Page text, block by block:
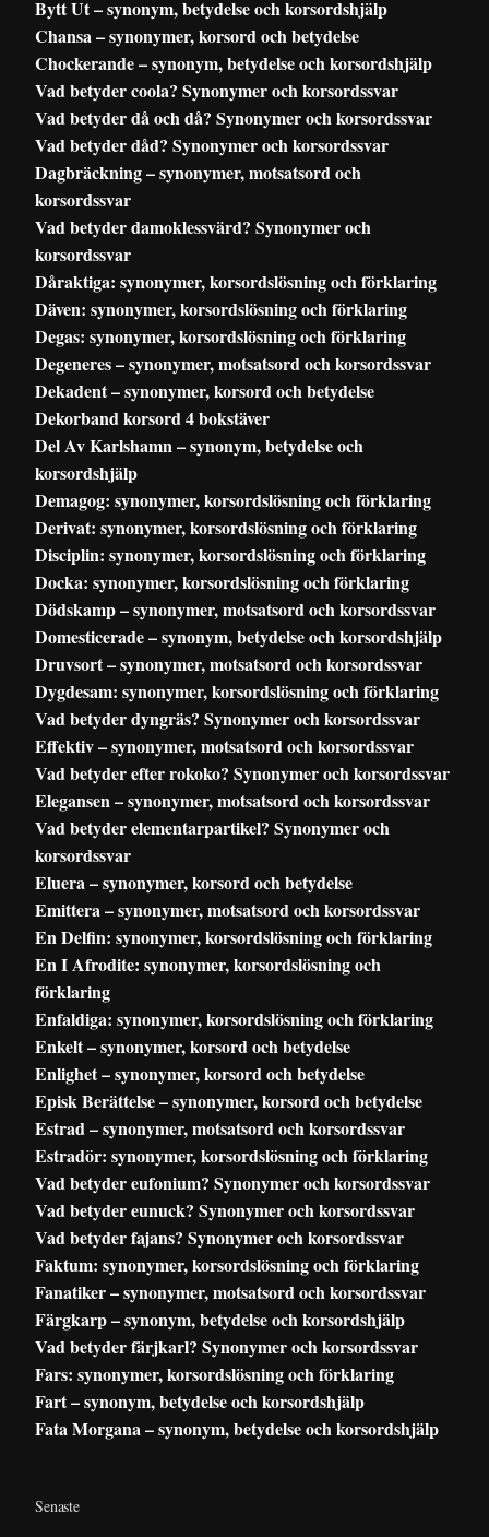
Bytt Ut – synonym, betydelse och korsordshjälp
Chansa – synonymer, korsord och betydelse
Chockerande – synonym, betydelse och korsordshjälp
Vad betyder coola? Synonymer och korsordssvar
Vad betyder då och då? Synonymer och korsordssvar
Vad betyder dåd? Synonymer och korsordssvar
Dagbräckning – synonymer, motsatsord och
korsordssvar
Vad betyder damoklessvärd? Synonymer och
korsordssvar
Dåraktiga: synonymer, korsordslösning och förklaring
Däven: synonymer, korsordslösning och förklaring
Degas: synonymer, korsordslösning och förklaring
Degeneres – synonymer, motsatsord och korsordssvar
Dekadent – synonymer, korsord och betydelse
Dekorband korsord 4 bokstäver
Del Av Karlshamn – synonym, betydelse och
korsordshjälp
Demagog: synonymer, korsordslösning och förklaring
Derivat: synonymer, korsordslösning och förklaring
Disciplin: synonymer, korsordslösning och förklaring
Docka: synonymer, korsordslösning och förklaring
Dödskamp – synonymer, motsatsord och korsordssvar
Domesticerade – synonym, betydelse och korsordshjälp
Druvsort – synonymer, motsatsord och korsordssvar
Dygdesam: synonymer, korsordslösning och förklaring
Vad betyder dyngräs? Synonymer och korsordssvar
Effektiv – synonymer, motsatsord och korsordssvar
Vad betyder efter rokoko? Synonymer och korsordssvar
Elegansen – synonymer, motsatsord och korsordssvar
Vad betyder elementarpartikel? Synonymer och
korsordssvar
Eluera – synonymer, korsord och betydelse
Emittera – synonymer, motsatsord och korsordssvar
En Delfin: synonymer, korsordslösning och förklaring
En I Afrodite: synonymer, korsordslösning och
förklaring
Enfaldiga: synonymer, korsordslösning och förklaring
Enkelt – synonymer, korsord och betydelse
Enlighet – synonymer, korsord och betydelse
Episk Berättelse – synonymer, korsord och betydelse
Estrad – synonymer, motsatsord och korsordssvar
Estradör: synonymer, korsordslösning och förklaring
Vad betyder eufonium? Synonymer och korsordssvar
Vad betyder eunuck? Synonymer och korsordssvar
Vad betyder fajans? Synonymer och korsordssvar
Faktum: synonymer, korsordslösning och förklaring
Fanatiker – synonymer, motsatsord och korsordssvar
Färgkarp – synonym, betydelse och korsordshjälp
Vad betyder färjkarl? Synonymer och korsordssvar
Fars: synonymer, korsordslösning och förklaring
Fart – synonym, betydelse och korsordshjälp
Fata Morgana – synonym, betydelse och korsordshjälp
Senaste